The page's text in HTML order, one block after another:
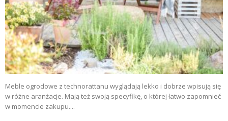
Meble ogrodowe z technorattanu wyglądają lekko i dobrze wpisują się
w różne aranżacje. Mają też swoją specyfikę, o której łatwo zapomnieć
w momencie zakupu....